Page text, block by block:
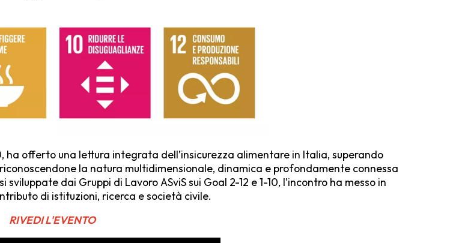
ha offerto una lettura integrata dell’insicurezza alimentare in Italia, supe­rando
la natura multidimensionale, dinamica e profondamente connessa
dai Gruppi di Lavoro ASviS sui Goal 2-12 e 1-10, l’incontro ha messo in
di istituzioni, ricerca e società civile.
RIVEDI L'EVENTO